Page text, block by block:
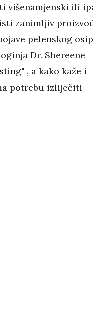
višenamjenski ili
zanimljiv
pelenskog
Dr. Shereene
, a kako kaže i
potrebu izliječiti